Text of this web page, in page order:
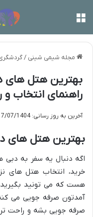
مجله شیمی شینی /
بهترین هتل های
راهنمای انتخاب و
آخرین به روز رسانی: 17/07/1404
بهترین هتل های
اگه دنبال یه سفر به
خرید، انتخاب هتل های
هست که می تونید
آمدتون صرفه جویی می
صرفه جویی بشه و راحت تر